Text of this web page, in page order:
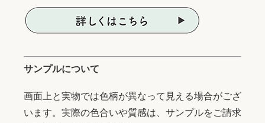
サンプルについて
画面上と実物では色柄が異なって見える場合がござ
います。実際の色合いや質感は、サンプルをご請求